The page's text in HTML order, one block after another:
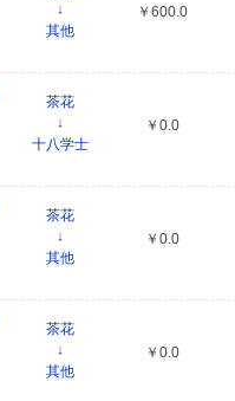
↓
其他
￥600.0
茶花
↓
十八学士
￥0.0
茶花
↓
其他
￥0.0
茶花
↓
其他
￥0.0